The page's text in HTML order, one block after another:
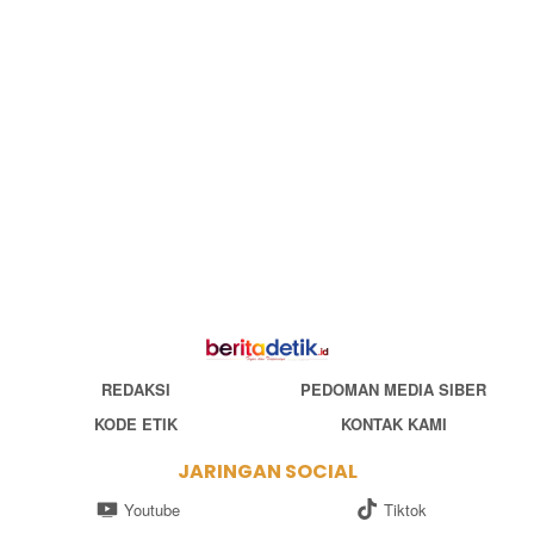
REDAKSI
PEDOMAN MEDIA SIBER
KODE ETIK
KONTAK KAMI
JARINGAN SOCIAL
Youtube
Tiktok